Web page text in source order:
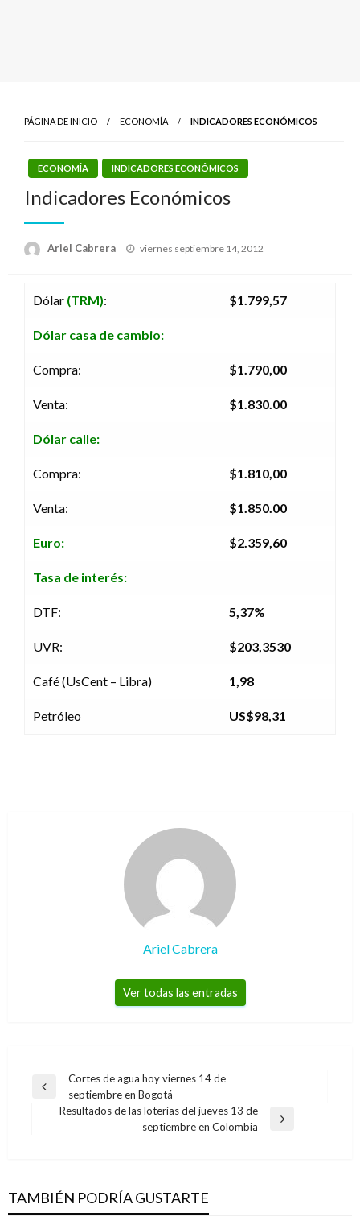
PÁGINA DE INICIO ECONOMÍA INDICADORES ECONÓMICOS
ECONOMÍA INDICADORES ECONÓMICOS
Indicadores Económicos
Ariel Cabrera
Publicado
viernes septiembre 14, 2012
Dólar (TRM): $1.799,57
Dólar casa de cambio:
Compra: $1.790,00
Venta: $1.830.00
Dólar calle:
Compra: $1.810,00
Venta: $1.850.00
Euro: $2.359,60
Tasa de interés:
DTF: 5,37%
UVR: $203,3530
Café (UsCent – Libra) 1,98
Petróleo US$98,31
Ariel Cabrera
Ver todas las entradas
Navegación
Entrada
anterior
Cortes de agua hoy viernes 14 de
septiembre en Bogotá
Resultados de las loterías del jueves 13 de
septiembre en Colombia
TAMBIÉN PODRÍA GUSTARTE